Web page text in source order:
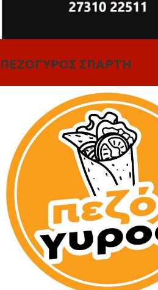
ΠΕΖΟΓΥΡΟΣ ΣΠΑΡΤΗ